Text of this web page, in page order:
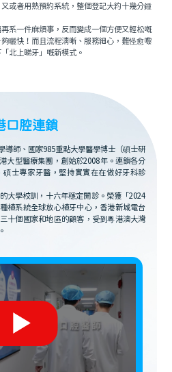
或者用熟預約系統，整個登記大約十幾分鍾
一件麻煩事，反而變成一個方便又輕松嘅
曬快！而且流程清晰、服務細心，難怪愈嚟
北上睇牙」嘅新模式。
口腔連鎖
導師、國家985重點大學醫學博士（碩士研
大型醫療集團，創始於2008年。連鎖各分
碩士專家牙醫，堅持實實在在做好牙科診
大學校訓，十六年穩定開診。榮獲「2024
植系統全球放心植牙中心，香港新城電台
十個國家和地區的顧客，受到粵港澳大灣